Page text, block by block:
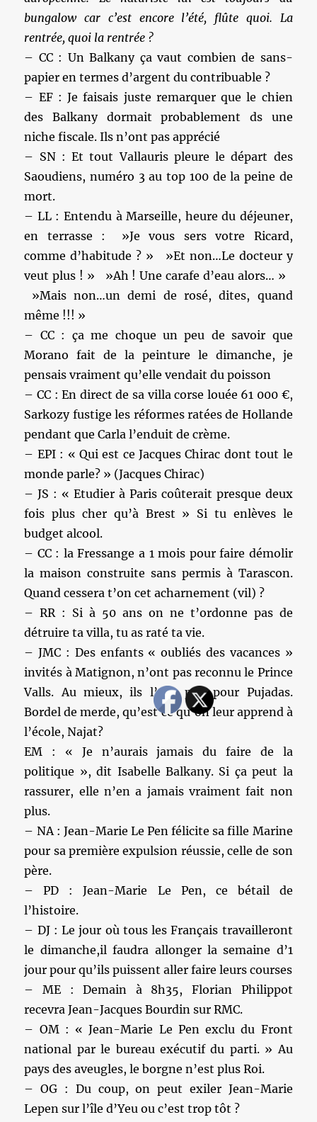
bungalow car c’est encore l’été, flûte quoi. La
rentrée, quoi la rentrée ?
– CC : Un Balkany ça vaut combien de sans-
papier en termes d’argent du contribuable ?
– EF : Je faisais juste remarquer que le chien
des Balkany dormait probablement ds une
niche fiscale. Ils n’ont pas apprécié
– SN : Et tout Vallauris pleure le départ des
Saoudiens, numéro 3 au top 100 de la peine de
mort.
– LL : Entendu à Marseille, heure du déjeuner,
en terrasse : »Je vous sers votre Ricard,
comme d’habitude ? » »Et non…Le docteur y
veut plus ! » »Ah ! Une carafe d’eau alors… »
»Mais non…un demi de rosé, dites, quand
même !!! »
– CC : ça me choque un peu de savoir que
Morano fait de la peinture le dimanche, je
pensais vraiment qu’elle vendait du poisson
– CC : En direct de sa villa corse louée 61 000 €,
Sarkozy fustige les réformes ratées de Hollande
pendant que Carla l’enduit de crème.
– EPI : « Qui est ce Jacques Chirac dont tout le
monde parle? » (Jacques Chirac)
– JS : « Etudier à Paris coûterait presque deux
fois plus cher qu’à Brest » Si tu enlèves le
budget alcool.
– CC : la Fressange a 1 mois pour faire démolir
la maison construite sans permis à Tarascon.
Quand cessera t’on cet acharnement (vil) ?
– RR : Si à 50 ans on ne t’ordonne pas de
détruire ta villa, tu as raté ta vie.
– JMC : Des enfants « oubliés des vacances »
invités à Matignon, n’ont pas reconnu le Prince
Valls. Au mieux, ils l’ont pris pour Pujadas.
Bordel de merde, qu’est ce qu’on leur apprend à
l’école, Najat?
EM : « Je n’aurais jamais du faire de la
politique », dit Isabelle Balkany. Si ça peut la
rassurer, elle n’en a jamais vraiment fait non
plus.
– NA : Jean-Marie Le Pen félicite sa fille Marine
pour sa première expulsion réussie, celle de son
père.
– PD : Jean-Marie Le Pen, ce bétail de
l’histoire.
– DJ : Le jour où tous les Français travailleront
le dimanche,il faudra allonger la semaine d’1
jour pour qu’ils puissent aller faire leurs courses
– ME : Demain à 8h35, Florian Philippot
recevra Jean-Jacques Bourdin sur RMC.
– OM : « Jean-Marie Le Pen exclu du Front
national par le bureau exécutif du parti. » Au
pays des aveugles, le borgne n’est plus Roi.
– OG : Du coup, on peut exiler Jean-Marie
Lepen sur l’île d’Yeu ou c’est trop tôt ?